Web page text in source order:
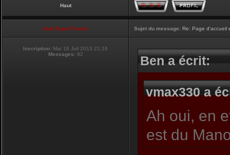
Haut
Club Supra France Sujet du message: Re: Page d'accueil
Inscription: Mar 16 Juil 2013 21:16
Messages: 82 Ben a écrit:
vmax330 a
Ah oui, en
est du